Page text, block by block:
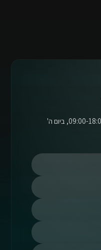
שעות הפעילות שלנו בימים א'-ד' 09:00-18:00, ביום ה'